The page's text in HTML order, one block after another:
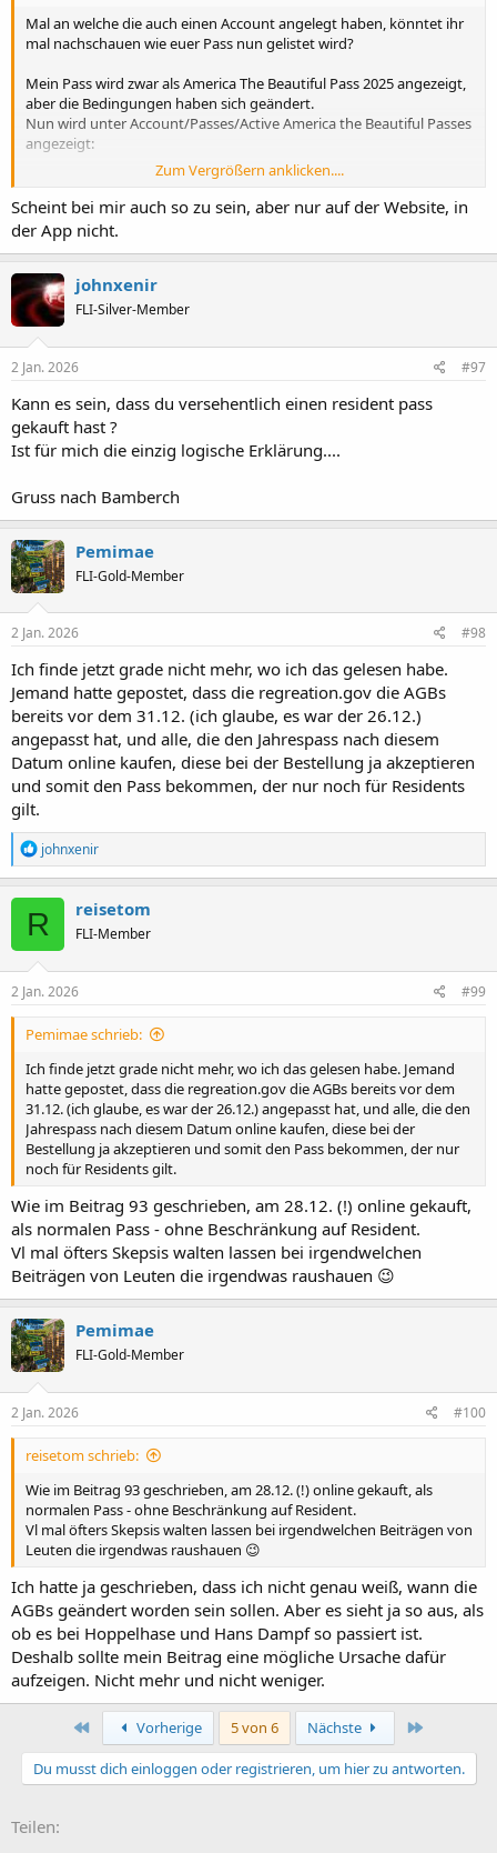
Mal an welche die auch einen Account angelegt haben, könntet ihr
mal nachschauen wie euer Pass nun gelistet wird?
Mein Pass wird zwar als America The Beautiful Pass 2025 angezeigt,
aber die Bedingungen haben sich geändert.
Nun wird unter Account/Passes/Active America the Beautiful Passes
angezeigt:
Need to Know​
How to Use Your
person (the pass holder) who must be present with one of
the following forms of photo identification each time the
U.S. State- or Territory-Issued Driver's License or State
Permanent Resident Card ("Green Card")
Zum Vergrößern anklicken....
Scheint bei mir auch so zu sein, aber nur auf der Website, in
der App nicht.
johnxenir
FLI-Silver-Member
2 Jan. 2026 #97
Kann es sein, dass du versehentlich einen resident pass
gekauft hast ?
Ist für mich die einzig logische Erklärung....
Gruss nach Bamberch
Pemimae
FLI-Gold-Member
2 Jan. 2026 #98
Ich finde jetzt grade nicht mehr, wo ich das gelesen habe.
Jemand hatte gepostet, dass die regreation.gov die AGBs
bereits vor dem 31.12. (ich glaube, es war der 26.12.)
angepasst hat, und alle, die den Jahrespass nach diesem
Datum online kaufen, diese bei der Bestellung ja akzeptieren
und somit den Pass bekommen, der nur noch für Residents
gilt.
R
e
a
k
t
i
o
n
e
johnxenir
R reisetom
FLI-Member
2 Jan. 2026 #99
Pemimae schrieb:
Ich finde jetzt grade nicht mehr, wo ich das gelesen habe. Jemand
hatte gepostet, dass die regreation.gov die AGBs bereits vor dem
31.12. (ich glaube, es war der 26.12.) angepasst hat, und alle, die den
Jahrespass nach diesem Datum online kaufen, diese bei der
Bestellung ja akzeptieren und somit den Pass bekommen, der nur
noch für Residents gilt.
Wie im Beitrag 93 geschrieben, am 28.12. (!) online gekauft,
als normalen Pass - ohne Beschränkung auf Resident.
Vl mal öfters Skepsis walten lassen bei irgendwelchen
Beiträgen von Leuten die irgendwas raushauen 😉
Pemimae
FLI-Gold-Member
2 Jan. 2026 #100
reisetom schrieb:
Wie im Beitrag 93 geschrieben, am 28.12. (!) online gekauft, als
normalen Pass - ohne Beschränkung auf Resident.
Vl mal öfters Skepsis walten lassen bei irgendwelchen Beiträgen von
Leuten die irgendwas raushauen 😉
Ich hatte ja geschrieben, dass ich nicht genau weiß, wann die
AGBs geändert worden sein sollen. Aber es sieht ja so aus, als
ob es bei Hoppelhase und Hans Dampf so passiert ist.
Deshalb sollte mein Beitrag eine mögliche Ursache dafür
aufzeigen. Nicht mehr und nicht weniger.
Erste Vorherige 5 von 6 Nächste
Du musst dich einloggen oder registrieren, um hier zu antworten.
Teilen: